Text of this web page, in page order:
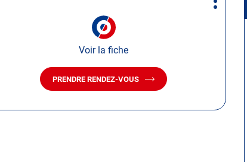
Voir la fiche
PRENDRE RENDEZ-VOUS
AVEC
Plus